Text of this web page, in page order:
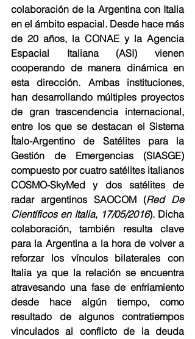
colaboración de la Argentina con Italia
en el ámbito espacial. Desde hace más
de 20 años, la CONAE y la Agencia
Espacial Italiana (ASI) vienen
cooperando de manera dinámica en
esta dirección. Ambas instituciones,
han desarrollando múltiples proyectos
de gran trascendencia internacional,
entre los que se destacan el Sistema
Ítalo-Argentino de Satélites para la
Gestión de Emergencias (SIASGE)
compuesto por cuatro satélites italianos
COSMO-SkyMed y dos satélites de
radar argentinos SAOCOM (Red De
Científicos en Italia, 17/05/2016). Dicha
colaboración, también resulta clave
para la Argentina a la hora de volver a
reforzar los vínculos bilaterales con
Italia ya que la relación se encuentra
atravesando una fase de enfriamiento
desde hace algún tiempo, como
resultado de algunos contratiempos
vinculados al conflicto de la deuda